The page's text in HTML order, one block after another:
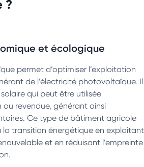
?
et écologique
permet d’optimiser l’exploitation
de l’électricité photovoltaïque. Il
qui peut être utilisée
revendue, générant ainsi
Ce type de bâtiment agricole
transition énergétique en exploitant
et en réduisant l’empreinte